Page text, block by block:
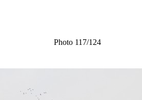
Photo 117/124